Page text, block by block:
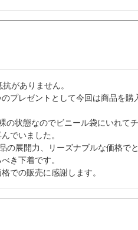
がありません。
プレゼントとして今回は商品を購
状態なのでビニール袋にいれて
でいました。
展開力、リーズナブルな価格で
き下着です。